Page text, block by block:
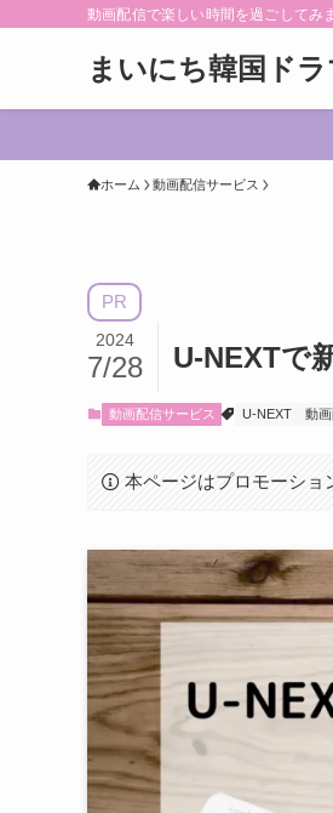
動画配信で楽しい時間を過ごしてみ
まいにち韓国ドラ
ホーム 動画配信サービス
PR
U-NEXTで
2024
7/28
動画配信サービス U-NEXT 動
本ページはプロモーショ